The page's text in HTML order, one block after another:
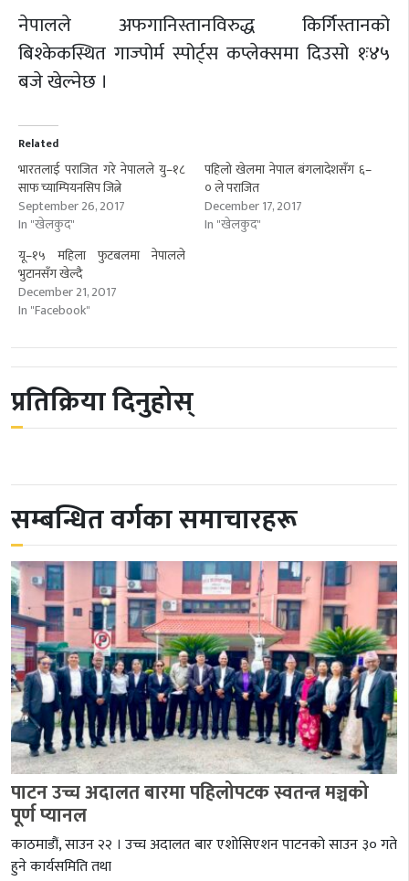
नेपालले अफगानिस्तानविरुद्ध किर्गिस्तानको
बिश्केकस्थित गाज्पोर्म स्पोर्ट्स कप्लेक्समा दिउसो १ः४५
बजे खेल्नेछ ।
Related
भारतलाई पराजित गरे नेपालले यु–१८
साफ च्याम्पियनसिप जित्ने
September 26, 2017
In "खेलकुद"
पहिलो खेलमा नेपाल बंगलादेशसँग ६–
० ले पराजित
December 17, 2017
In "खेलकुद"
यू–१५ महिला फुटबलमा नेपालले
भुटानसँग खेल्दै
December 21, 2017
In "Facebook"
प्रतिक्रिया दिनुहोस्
सम्बन्धित वर्गका समाचारहरू
पाटन उच्च अदालत बारमा पहिलोपटक स्वतन्त्र मञ्चको
पूर्ण प्यानल
काठमाडौं, साउन २२ । उच्च अदालत बार एशोसिएशन पाटनको साउन ३० गते
हुने कार्यसमिति तथा